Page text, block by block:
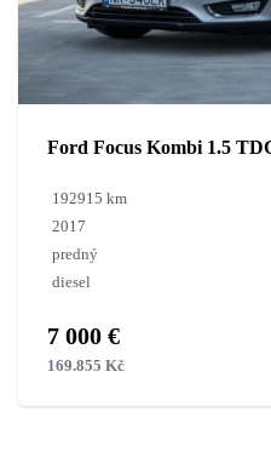
192915 km
2017
predný
diesel
7 000 €
169.855 Kč